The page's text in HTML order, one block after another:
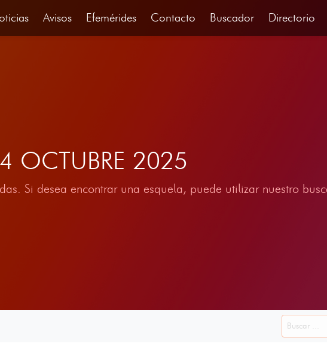
Avisos Efemérides Contacto Buscador Directorio
OCTUBRE 2025
Si desea encontrar una esquela, puede utilizar nuestro